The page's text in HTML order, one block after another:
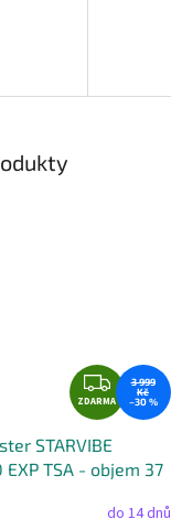
Z
D
A
R
M
A
ZDARMA
3 999
Kč
–30 %
STARVIBE
EXP TSA - objem 37
do 14 dnů